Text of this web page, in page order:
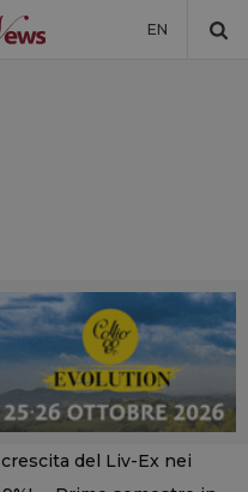
EN
NOI
del Liv-Ex nei